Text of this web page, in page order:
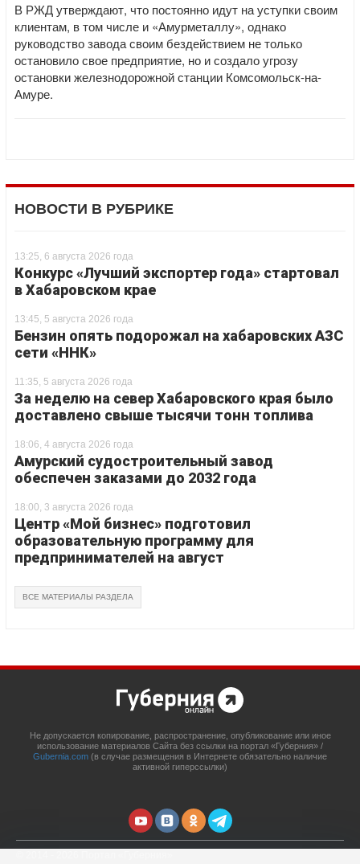
В РЖД утверждают, что постоянно идут на уступки своим
клиентам, в том числе и «Амурметаллу», однако
руководство завода своим бездействием не только
остановило свое предприятие, но и создало угрозу
остановки железнодорожной станции Комсомольск-на-
Амуре.
НОВОСТИ В РУБРИКЕ
13:25, 6 августа 2026 года
Конкурс «Лучший экспортер года» стартовал
в Хабаровском крае
13:45, 5 августа 2026 года
Бензин опять подорожал на хабаровских АЗС
сети «ННК»
11:35, 5 августа 2026 года
За неделю на север Хабаровского края было
доставлено свыше тысячи тонн топлива
18:06, 4 августа 2026 года
Амурский судостроительный завод
обеспечен заказами до 2032 года
18:00, 3 августа 2026 года
Центр «Мой бизнес» подготовил
образовательную программу для
предпринимателей на август
ВСЕ МАТЕРИАЛЫ РАЗДЕЛА
Не допускается копирование, распространение, опубликование или иное
использование материалов Сайта без ссылки на портал «Губерния» /
Gubernia.com (в случае размещения в Интернете обязательно наличие
активной гиперссылки)